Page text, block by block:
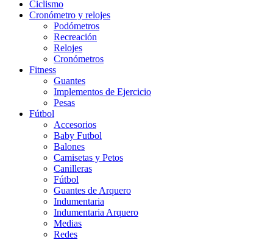
Ciclismo
Cronómetro y relojes
Podómetros
Recreación
Relojes
Cronómetros
Fitness
Guantes
Implementos de Ejercicio
Pesas
Fútbol
Accesorios
Baby Futbol
Balones
Camisetas y Petos
Canilleras
Fútbol
Guantes de Arquero
Indumentaria
Indumentaria Arquero
Medias
Redes